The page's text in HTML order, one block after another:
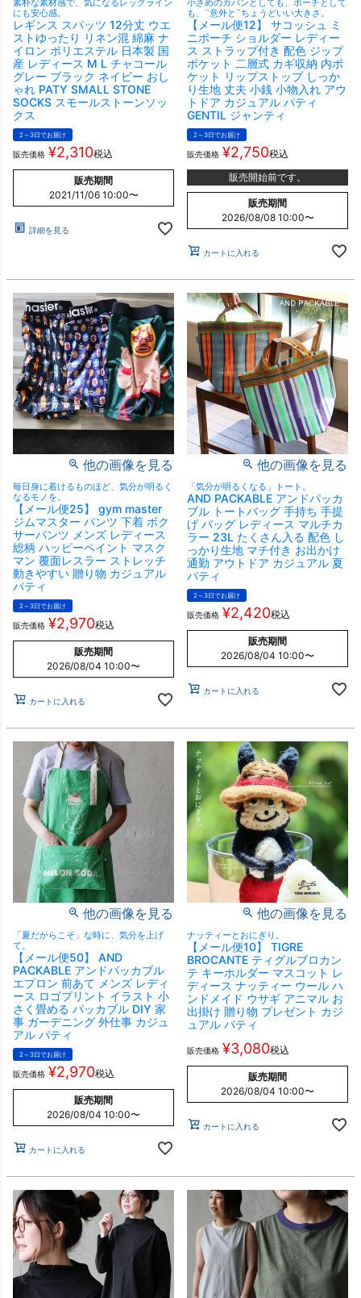
素朴な素材感で、気になるレッグライン
にも安心感。
レギンス スパッツ 12分丈 ウエ
ストゆったり リネン混 綿麻 ナ
イロン ポリエステル 日本製 国
産 レディース M L チャコール
グレー ブラック ネイビー おし
ゃれ PATY SMALL STONE
SOCKS スモールストーンソッ
クス
2～3日でお届け
販売価格 ¥2,310税込
販売期間
2021/11/06 10:00〜
詳細を見る
小さめのカバンとしても、ポーチとして
も、¨意外と¨ちょうどいい大きさ。
【メール便12】 サコッシュ ミ
ニポーチ ショルダー レディー
ス ストラップ付き 配色 ジップ
ポケット 二層式 カギ収納 内ポ
ケット リップストップ しっか
り生地 丈夫 小銭 小物入れ アウ
トドア カジュアル パティ
GENTIL ジャンティ
2～3日でお届け
販売価格 ¥2,750税込
販売開始前です。
販売期間
2026/08/08 10:00〜
カートに入れる
他の画像を見る
毎日身に着けるものほど、気分が明るく
なるモノを。
【メール便25】 gym master
ジムマスター パンツ 下着 ボク
サーパンツ メンズ レディース
総柄 ハッピーペイント マスク
マン 覆面レスラー ストレッチ
動きやすい 贈り物 カジュアル
パティ
2～3日でお届け
販売価格 ¥2,970税込
販売期間
2026/08/04 10:00〜
カートに入れる
他の画像を見る
「気分が明るくなる」トート。
AND PACKABLE アンドパッカ
ブル トートバッグ 手持ち 手提
げ バッグ レディース マルチカ
ラー 23L たくさん入る 配色 し
っかり生地 マチ付き お出かけ
通勤 アウトドア カジュアル 夏
パティ
2～3日でお届け
販売価格 ¥2,420税込
販売期間
2026/08/04 10:00〜
カートに入れる
他の画像を見る
「夏だからこそ」な時に、気分を上げ
て。
【メール便50】 AND
PACKABLE アンドパッカブル
エプロン 前あて メンズ レディ
ース ロゴプリント イラスト 小
さく畳める パッカブル DIY 家
事 ガーデニング 外仕事 カジュ
アル パティ
2～3日でお届け
販売価格 ¥2,970税込
販売期間
2026/08/04 10:00〜
カートに入れる
他の画像を見る
ナッティーとおにぎり。
【メール便10】 TIGRE
BROCANTE ティグルブロカン
テ キーホルダー マスコット レ
ディース ナッティー ウール ハ
ンドメイド ウサギ アニマル お
出掛け 贈り物 プレゼント カジ
ュアル パティ
販売価格 ¥3,080税込
販売期間
2026/08/04 10:00〜
カートに入れる